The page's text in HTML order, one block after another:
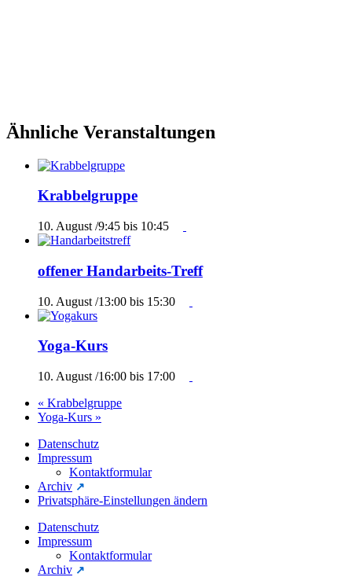
Ähnliche Veranstaltungen
Krabbelgruppe
10. August /9:45 bis 10:45
offener Handarbeits-Treff
10. August /13:00 bis 15:30
Yoga-Kurs
10. August /16:00 bis 17:00
« Krabbelgruppe
Yoga-Kurs »
Datenschutz
Impressum
Kontaktformular
Archiv
Privatsphäre-Einstellungen ändern
Datenschutz
Impressum
Kontaktformular
Archiv